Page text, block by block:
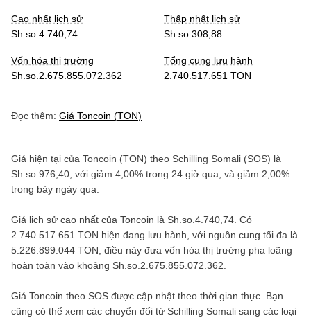
Cao nhất lịch sử
Sh.so.4.740,74
Thấp nhất lịch sử
Sh.so.308,88
Vốn hóa thị trường
Sh.so.2.675.855.072.362
Tổng cung lưu hành
2.740.517.651 TON
Đọc thêm: Giá Toncoin (TON)
Giá hiện tại của Toncoin (TON) theo Schilling Somali (SOS) là
Sh.so.976,40 , với giảm 4,00% trong 24 giờ qua, và giảm 2,00%
trong bảy ngày qua.
Giá lịch sử cao nhất của Toncoin là Sh.so.4.740,74 . Có
2.740.517.651 TON hiện đang lưu hành, với nguồn cung tối đa là
5.226.899.044 TON , điều này đưa vốn hóa thị trường pha loãng
hoàn toàn vào khoảng Sh.so.2.675.855.072.362
Giá Toncoin theo SOS được cập nhật theo thời gian thực. Bạn
cũng có thể xem các chuyển đổi từ Schilling Somali sang các loại